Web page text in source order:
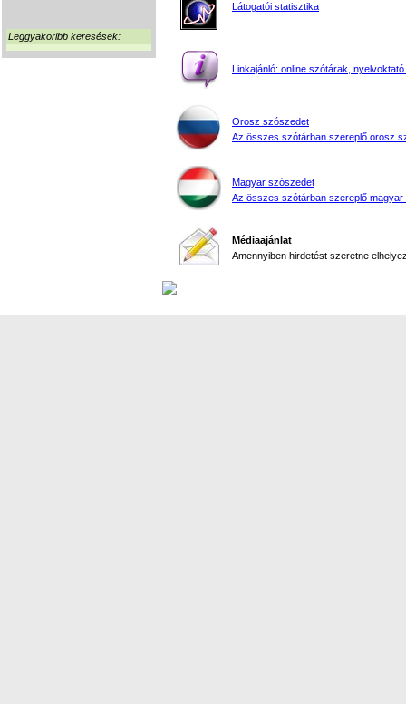
Leggyakoribb keresések:
Látogatói statisztika
Linkajánló: online szótárak, nyelvoktató
Orosz szószedet
Az összes szótárban szereplő orosz
Magyar szószedet
Az összes szótárban szereplő magyar
Médiaajánlat
Amennyiben hirdetést szeretne